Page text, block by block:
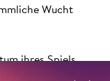
Wucht
ihres Spiels